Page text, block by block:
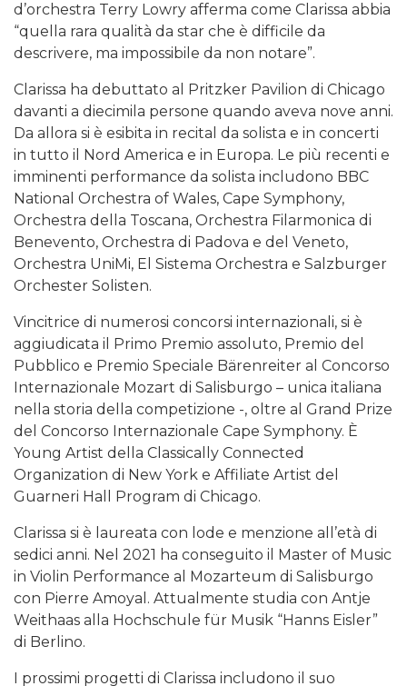
d’orchestra Terry Lowry afferma come Clarissa abbia
“quella rara qualità da star che è difficile da
descrivere, ma impossibile da non notare”.
Clarissa ha debuttato al Pritzker Pavilion di Chicago
davanti a diecimila persone quando aveva nove anni.
Da allora si è esibita in recital da solista e in concerti
in tutto il Nord America e in Europa. Le più recenti e
imminenti performance da solista includono BBC
National Orchestra of Wales, Cape Symphony,
Orchestra della Toscana, Orchestra Filarmonica di
Benevento, Orchestra di Padova e del Veneto,
Orchestra UniMi, El Sistema Orchestra e Salzburger
Orchester Solisten.
Vincitrice di numerosi concorsi internazionali, si è
aggiudicata il Primo Premio assoluto, Premio del
Pubblico e Premio Speciale Bärenreiter al Concorso
Internazionale Mozart di Salisburgo – unica italiana
nella storia della competizione -, oltre al Grand Prize
del Concorso Internazionale Cape Symphony. È
Young Artist della Classically Connected
Organization di New York e Affiliate Artist del
Guarneri Hall Program di Chicago.
Clarissa si è laureata con lode e menzione all’età di
sedici anni. Nel 2021 ha conseguito il Master of Music
in Violin Performance al Mozarteum di Salisburgo
con Pierre Amoyal. Attualmente studia con Antje
Weithaas alla Hochschule für Musik “Hanns Eisler”
di Berlino.
I prossimi progetti di Clarissa includono il suo